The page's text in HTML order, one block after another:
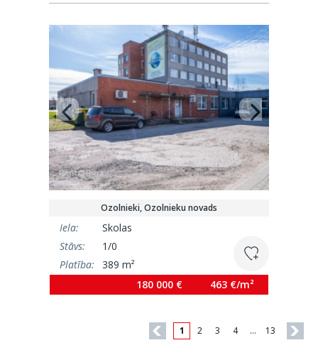
Ozolnieki, Ozolnieku novads
Iela:
Skolas
Stāvs:
1/0
Platība:
389 m²
180 000 €
463 €/m²
1 2 3 4 … 13